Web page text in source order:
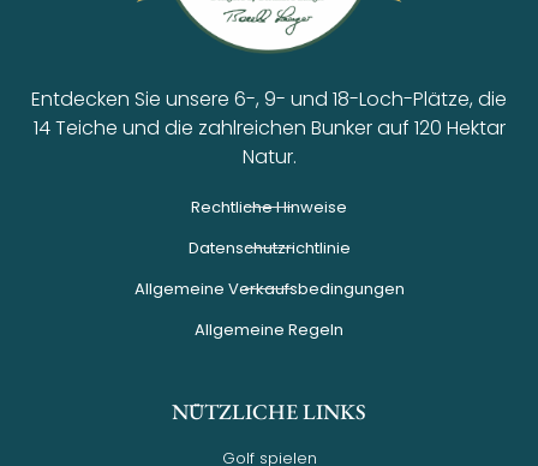
Entdecken Sie unsere 6-, 9- und 18-Loch-Plätze, die
14 Teiche und die zahlreichen Bunker auf 120 Hektar
Natur.
Rechtliche Hinweise
Datenschutzrichtlinie
Allgemeine Verkaufsbedingungen
Allgemeine Regeln
NÜTZLICHE LINKS
Golf spielen